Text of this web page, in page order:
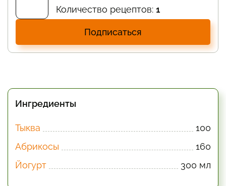
Количество рецептов: 1
Подписаться
Ингредиенты
Тыква
100
Абрикосы
160
Йогурт
300 мл